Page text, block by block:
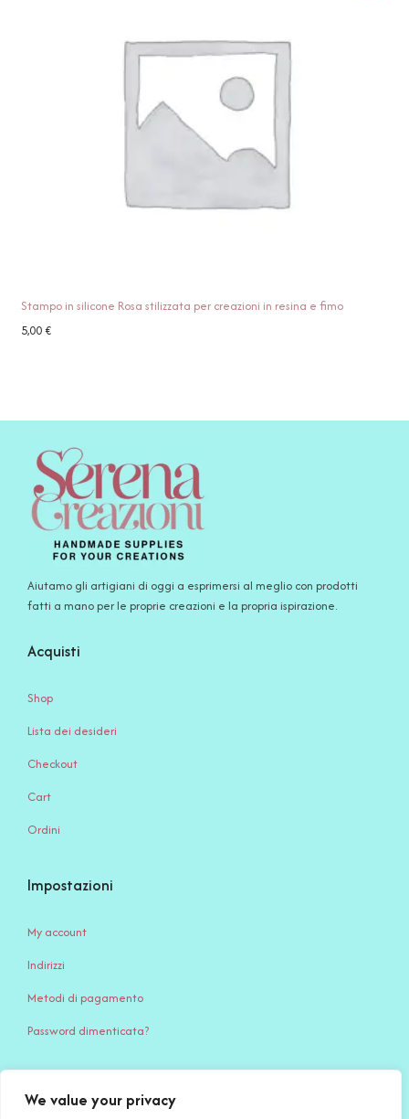
We value your privacy
Stampo in silicone Rosa stilizzata per creazioni in resina e fimo
5,00€
Aiutamo gli artigiani di oggi a esprimersi al meglio con prodotti
fatti a mano per le proprie creazioni e la propria ispirazione.
Acquisti
Shop
Lista dei desideri
Checkout
Cart
Ordini
Impostazioni
My account
Indirizzi
Metodi di pagamento
Password dimenticata?
Serena Creazione di Serena Stampone – Via Giardino, 65 – 71032